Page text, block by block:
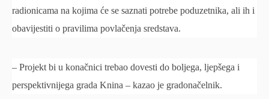
radionicama na kojima će se saznati potrebe poduzetnika, ali ih i
obavijestiti o pravilima povlačenja sredstava.
– Projekt bi u konačnici trebao dovesti do boljega, ljepšega i
perspektivnijega grada Knina – kazao je gradonačelnik.